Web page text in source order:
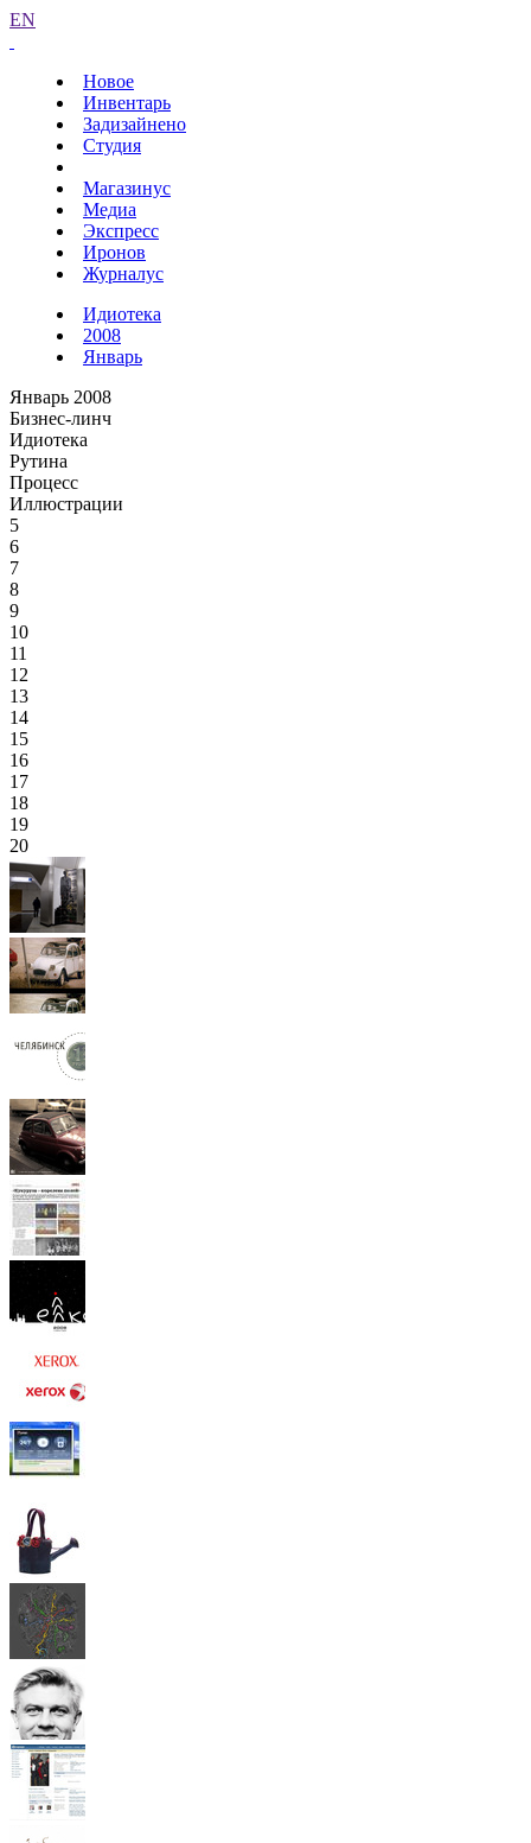
EN
Новое
Инвентарь
Задизайнено
Студия
Магазинус
Медиа
Экспресс
Иронов
Журналус
Идиотека
2008
Январь
Январь 2008
Бизнес-линч
Идиотека
Рутина
Процесс
Иллюстрации
5
6
7
8
9
10
11
12
13
14
15
16
17
18
19
20